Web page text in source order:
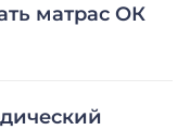
матрас ОК